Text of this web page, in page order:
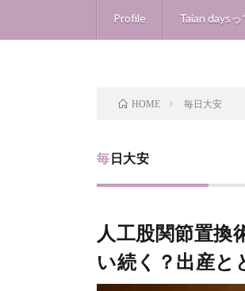
Profile Taian daysっ
HOME 毎日大安
毎日大安
人工股関節置換
い続く？出産と